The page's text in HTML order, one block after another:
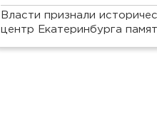
Власти признали
центр Екатеринбурга